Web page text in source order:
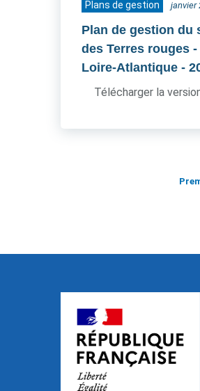
Plans de gestion janvier
Plan de gestion du
des Terres rouges -
Loire-Atlantique -
Télécharger la